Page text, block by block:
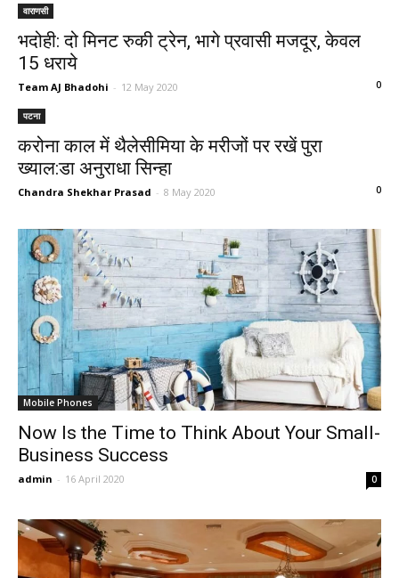
वाराणसी
भदोही: दो मिनट रुकी ट्रेन, भागे प्रवासी मजदूर, केवल
15 धराये
Team AJ Bhadohi - 12 May 2020 0
पटना
करोना काल में थैलेसीमिया के मरीजों पर रखें पुरा
ख्याल:डा अनुराधा सिन्हा
Chandra Shekhar Prasad - 8 May 2020 0
Mobile Phones
Now Is the Time to Think About Your Small-
Business Success
admin - 16 April 2020 0